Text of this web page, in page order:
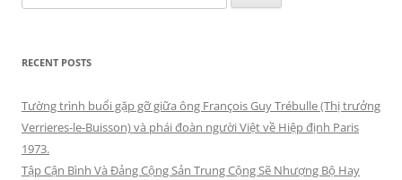
for:
RECENT POSTS
Tường trình buổi gặp gỡ giữa ông François Guy Trébulle (Thị trưởng
Verrieres-le-Buisson) và phái đoàn người Việt về Hiệp định Paris
1973.
Tập Cận Bình Và Đảng Cộng Sản Trung Cộng Sẽ Nhượng Bộ Hay